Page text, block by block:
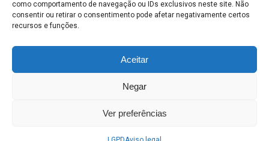
como comportamento de navegação ou IDs exclusivos neste site. Não
consentir ou retirar o consentimento pode afetar negativamente certos
recursos e funções.
Aceitar
Negar
Ver preferências
MAPA DO SITE
SEDE DO ADMINISTRATIVO MUNICIPAL - Avenida